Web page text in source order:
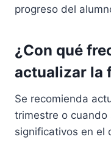
progreso del
¿Con qué
actualizar la
Se recomienda
trimestre o cuando
significativos en el